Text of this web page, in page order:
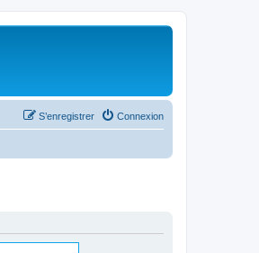
Connexion
S’enregistrer